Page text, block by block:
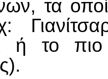
τα
ή το πιο